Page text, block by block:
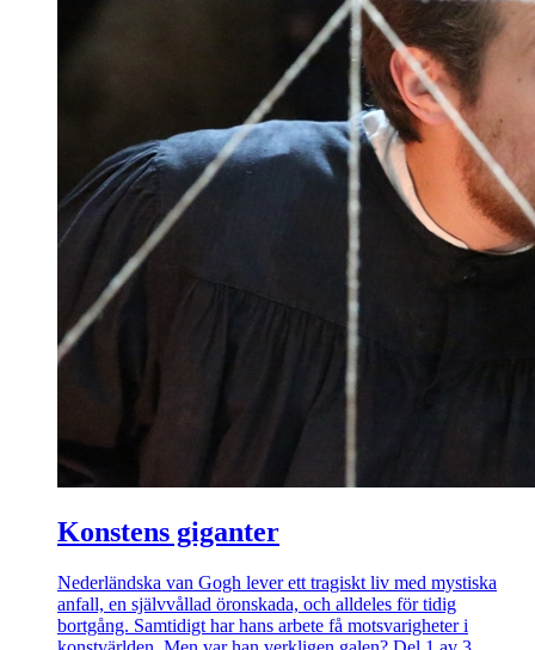
Konstens giganter
Nederländska van Gogh lever ett tragiskt liv med mystiska
anfall, en självvållad öronskada, och alldeles för tidig
bortgång. Samtidigt har hans arbete få motsvarigheter i